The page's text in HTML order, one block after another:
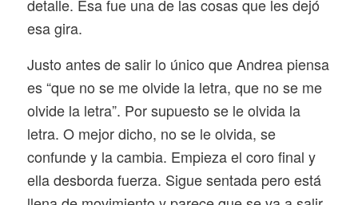
detalle. Esa fue una de las cosas que les dejó
esa gira.
Justo antes de salir lo único que Andrea piensa
es “que no se me olvide la letra, que no se me
olvide la letra”. Por supuesto se le olvida la
letra. O mejor dicho, no se le olvida, se
confunde y la cambia. Empieza el coro final y
ella desborda fuerza. Sigue sentada pero está